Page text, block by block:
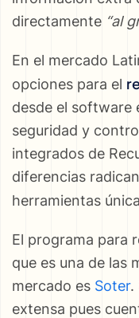
directamente “al
En el mercado
opciones para el
desde el software
seguridad y
integrados de
diferencias
herramientas
El programa para
que es una de las
mercado es Soter.
extensa pues